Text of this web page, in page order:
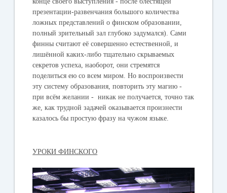
презентации-развенчания большого количества
ложных представлений о финском образовании,
полный зрительный зал глубоко задумался). Сами
финны считают её совершенно естественной, и
лишённой каких-либо тщательно скрываемых
секретов успеха, наоборот, они стремятся
поделиться ею со всем миром. Но воспроизвести
эту систему образования, повторить эту магию -
при всём желании - никак не получается, точно так
же, как трудной задачей оказывается произнести
казалось бы простую фразу на чужом языке.
УРОКИ ФИНСКОГО